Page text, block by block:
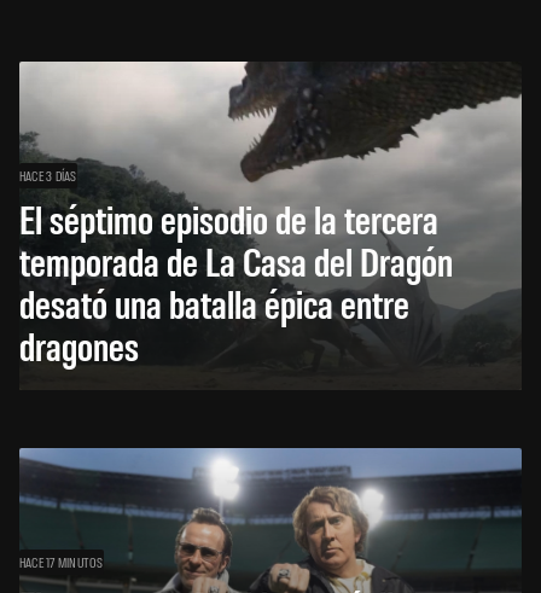
HACE 3 DÍAS
El séptimo episodio de la tercera
temporada de La Casa del Dragón
desató una batalla épica entre
dragones
HACE 17 MINUTOS